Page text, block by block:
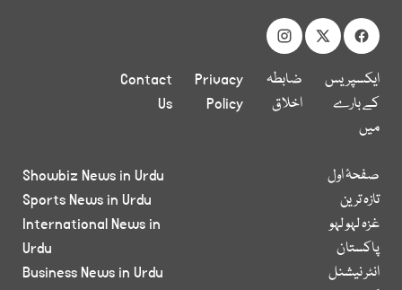
ایکسپریس
کے بارے
میں
ضابطہ
اخلاق
Privacy
Policy
Contact
Us
صفحۂ اول
تازہ ترین
غزہ لہو لہو
پاکستان
انٹر نیشنل
Showbiz News in Urdu
Sports News in Urdu
International News in
Urdu
Business News in Urdu